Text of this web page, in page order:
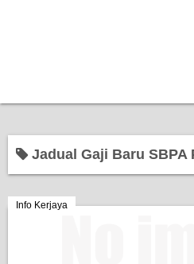
Bantuan Kerajaan
Berita Semasa
Jadual Gaji Baru SBPA
Info Kerjaya